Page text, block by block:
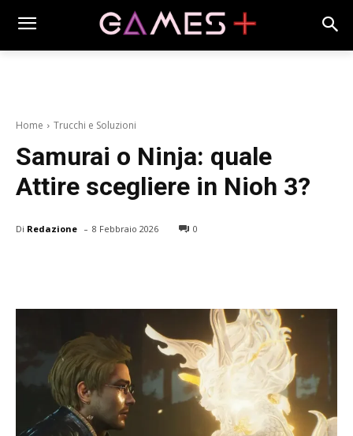
Home Trucchi e Soluzioni
Samurai o Ninja: quale
Attire scegliere in Nioh 3?
Di Redazione - 8 Febbraio 2026 0